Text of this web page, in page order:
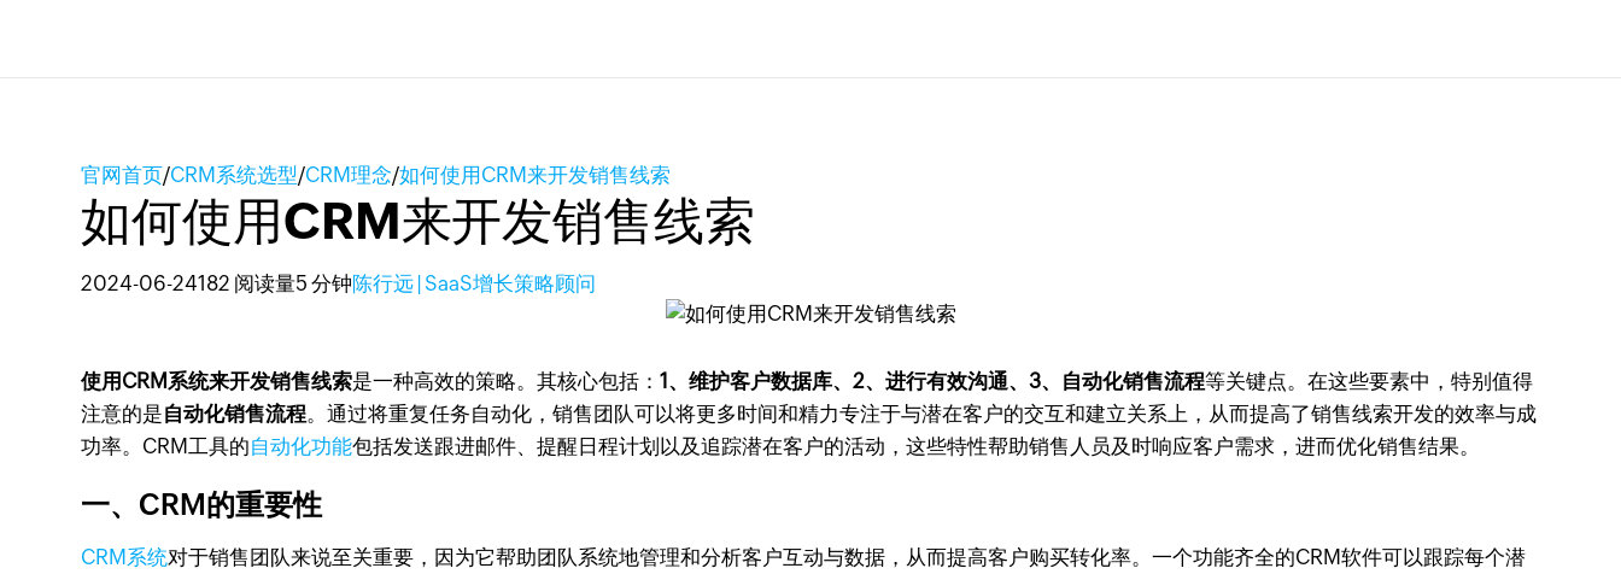
官网首页/CRM系统选型/CRM理念/如何使用CRM来开发销售线索
如何使用CRM来开发销售线索
2024-06-24182 阅读量5 分钟陈行远 | SaaS增长策略顾问
使用CRM系统来开发销售线索是一种高效的策略。其核心包括：1、维护客户数据库、2、进行有效沟通、3、自动化销售流程等关键点。在这些要素中，特别值得
注意的是自动化销售流程。通过将重复任务自动化，销售团队可以将更多时间和精力专注于与潜在客户的交互和建立关系上，从而提高了销售线索开发的效率与成
功率。CRM工具的自动化功能包括发送跟进邮件、提醒日程计划以及追踪潜在客户的活动，这些特性帮助销售人员及时响应客户需求，进而优化销售结果。
一、CRM的重要性
CRM系统对于销售团队来说至关重要，因为它帮助团队系统地管理和分析客户互动与数据，从而提高客户购买转化率。一个功能齐全的CRM软件可以跟踪每个潜